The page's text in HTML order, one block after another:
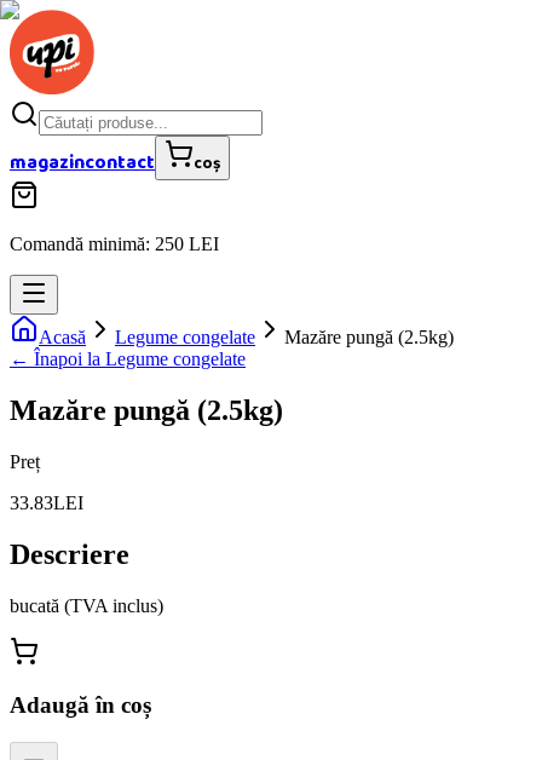
magazincontact coș
Comandă minimă: 250 LEI
Acasă Legume congelate
Mazăre pungă (2.5kg)
← Înapoi la Legume congelate
Mazăre pungă (2.5kg)
Preț
33.83LEI
Descriere
bucată (TVA inclus)
Adaugă în coș